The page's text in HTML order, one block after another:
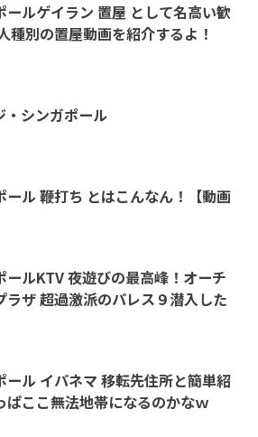
ールゲイラン 置屋 として名高い歓
種別の置屋動画を紹介するよ！
・シンガポール
ール 鞭打ち とはこんなん！【動画
ールKTV 夜遊びの最高峰！オーチ
ラザ 超過激派のパレス９潜入した
ール イパネマ 移転先住所と簡単紹
ぱここ無法地帯になるのかなｗ